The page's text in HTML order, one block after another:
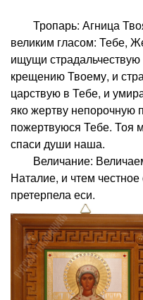
Тропарь: Агница
великим гласом: Тебе,
ищущи
крещению Твоему, и
царствую в Тебе, и
яко жертву
пожертвуюся Тебе. Тоя
спаси души наша.
Величание: Величаем
Наталие, и чтем
претерпела еси.